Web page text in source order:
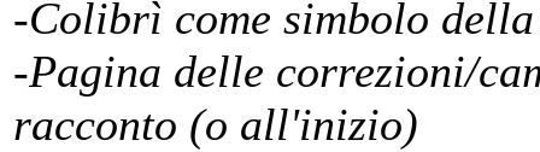
-Colibrì come simbolo
-Pagina delle correzioni/
racconto (o all'inizio)